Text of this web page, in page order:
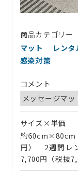
商品カテゴリー
マット
レンタ
感染対策
コメント
メッセージマッ
サイズ×単価
約
円） 2週間レ
7,700円（税抜